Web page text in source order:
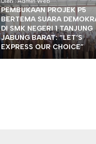
PEMBUKAAN PROJEK P5
BERTEMA SUARA
DI SMK NEGERI 1 TANJUNG
JABUNG BARAT: “LET’S
EXPRESS OUR CHOICE”